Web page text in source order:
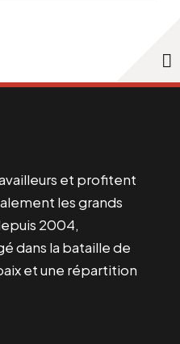
et profitent
les grands
2004,
dans la bataille de
et une répartition